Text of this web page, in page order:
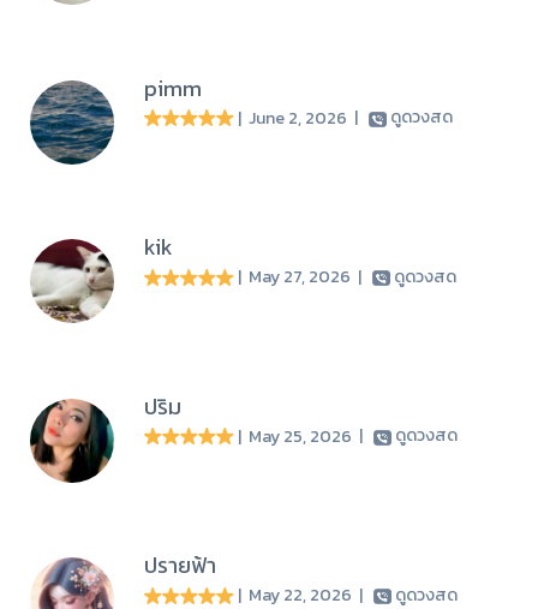
pimm
| June 2, 2026 | ดูดวงสด
kik
| May 27, 2026 | ดูดวงสด
ปริม
| May 25, 2026 | ดูดวงสด
ปรายฟ้า
| May 22, 2026 | ดูดวงสด